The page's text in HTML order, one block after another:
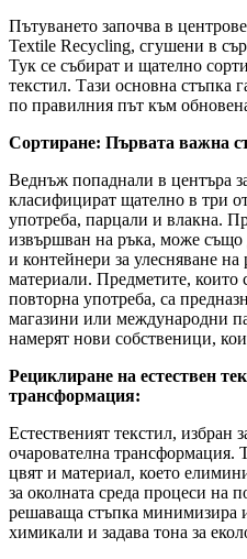
Пътуването започва в
Textile Recycling, сгушени в
Тук се събират и щателно
текстил. Тази основна стъпка
по правилния път към
Сортиране: Първата важна
Веднъж попаднали в центъра
класифицират щателно в три
употреба, парцали и влакна.
извършван на ръка, може също
и контейнери за улесняване на
материали. Предметите, които
повторна употреба, са
магазини или международни
намерят нови собственици,
Рециклиране на естествен
трансформация:
Естественият текстил, избран
очарователна трансформация.
цвят и материал, което
за околната среда процеси на
решаваща стъпка минимизира
химикали и задава тона за